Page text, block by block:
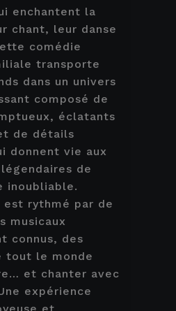
enchantent la
chant, leur danse
comédie
transporte
dans un univers
composé de
éclatants
de détails
donnent vie aux
de
inoubliable.
rythmé par de
musicaux
connus, des
tout le monde
et chanter avec
expérience